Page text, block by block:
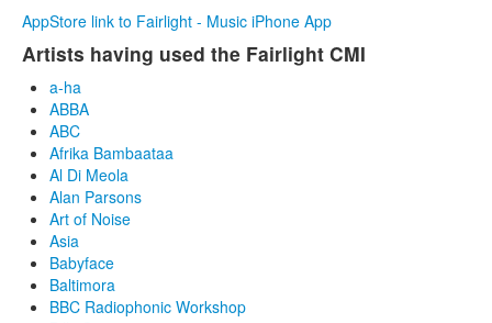
AppStore link to Fairlight - Music iPhone App
Artists having used the Fairlight CMI
a-ha
ABBA
ABC
Afrika Bambaataa
Al Di Meola
Alan Parsons
Art of Noise
Asia
Babyface
Baltimora
BBC Radiophonic Workshop